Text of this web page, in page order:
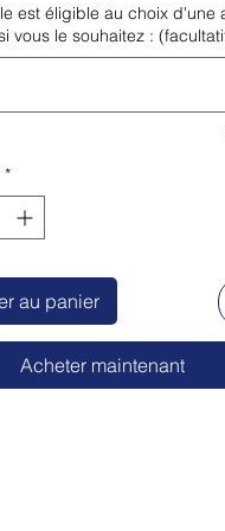
est éligible au choix d'une
vous le souhaitez :
*
au panier
Acheter maintenant